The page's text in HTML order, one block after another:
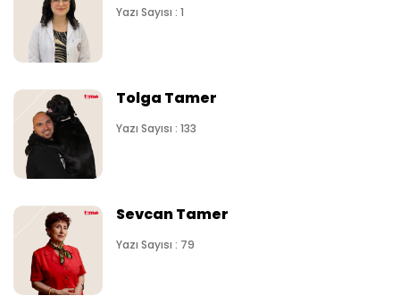
Yazı Sayısı : 1
Tolga Tamer
Yazı Sayısı : 133
Sevcan Tamer
Yazı Sayısı : 79